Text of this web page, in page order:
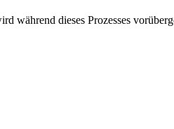
dieses Prozesses